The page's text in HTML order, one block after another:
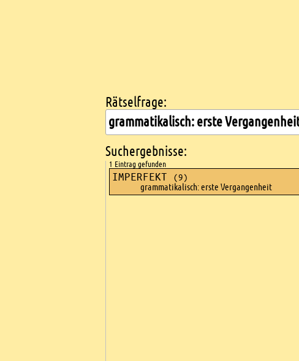
Kreuzworträtsel suchen
Rätselfrage:
Suchergebnisse:
1 Eintrag gefunden
IMPERFEKT (9)
grammatikalisch: erste Vergangenheit